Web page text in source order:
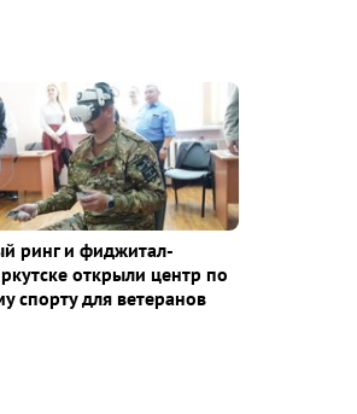
ринг и фиджитал-
открыли центр по
спорту для ветеранов